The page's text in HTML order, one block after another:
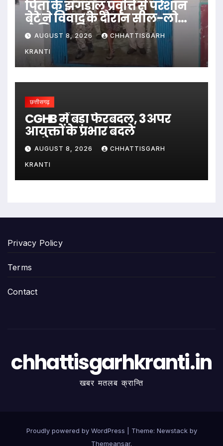
पिता के झगड़ालू प्रवृत्ति से परेशान
बेटे ने विवाद के दौरान सील-लोढ़ा
से सिर पर किया वार…
AUGUST 8, 2026 CHHATTISGARH
KRANTI
छत्तीसगढ़
CGHB में बड़ा फेरबदल, 3 अपर
आयुक्तों के प्रभार बदले
AUGUST 8, 2026 CHHATTISGARH
KRANTI
Privacy Policy
Terms
Contact
chhattisgarhkranti.in
खबर मतलब क्रान्ति
Proudly powered by WordPress Theme: Newstackby
Themeansar.